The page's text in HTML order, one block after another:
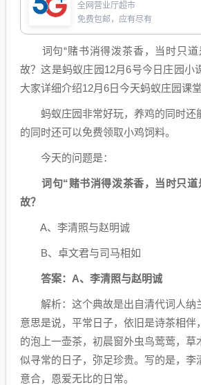
全网营业厅超市
免费包邮，应有尽有
词句“赌书消得泼茶香，当时只道
故？这是蚂蚁庄园12月6号今日庄园小
大家详细介绍12月6日今天蚂蚁庄园课
蚂蚁庄园非常好玩，养鸡的同时还
的同时还可以免费领取小鸡饲料。
今天的问题是：
词句“赌书消得泼茶香，当时只道
故？
A、李清照与赵明诚
B、卓文君与司马相如
答案：A、李清照与赵明诚
解析：这个典故是出自清代词人纳
意思是说，平常日子，依旧是诗茶相伴
的泡上一壶茶，初晨窗外虫鸟莺莺，草
似寻常的日子，弥足珍贵。写的是，李
意合，恩爱无比的日常。